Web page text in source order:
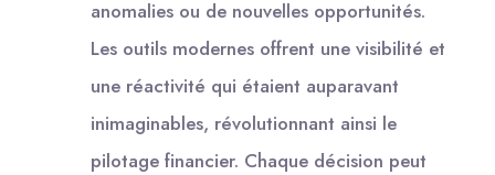
anomalies ou de nouvelles opportunités.
Les outils modernes offrent une visibilité et
une réactivité qui étaient auparavant
inimaginables, révolutionnant ainsi le
pilotage financier. Chaque décision peut